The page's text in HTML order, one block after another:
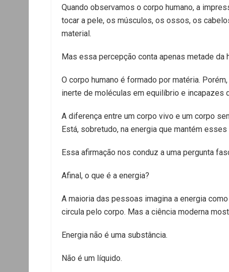
Quando observamos o corpo humano, a
tocar a pele, os músculos, os ossos, os
material.
Mas essa percepção conta apenas metade da
O corpo humano é formado por matéria.
inerte de moléculas em equilíbrio e incapazes
A diferença entre um corpo vivo e um corpo
Está, sobretudo, na energia que mantém
Essa afirmação nos conduz a uma pergunta
Afinal, o que é a energia?
A maioria das pessoas imagina a energia
circula pelo corpo. Mas a ciência moderna
Energia não é uma substância.
Não é um líquido.